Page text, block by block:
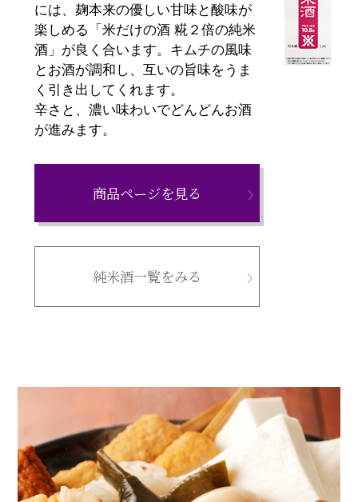
には、麹本来の優しい甘味と酸味が
楽しめる「米だけの酒 糀２倍の純米
酒」が良く合います。キムチの風味
とお酒が調和し、互いの旨味をうま
く引き出してくれます。
辛さと、濃い味わいでどんどんお酒
が進みます。
商品ページを見る
純米酒一覧をみる